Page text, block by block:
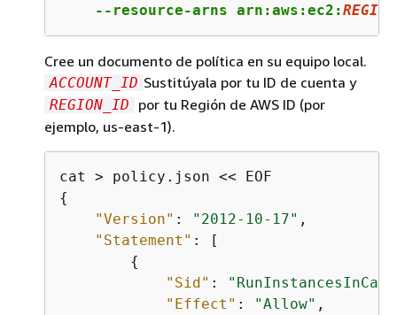
    --resource-arns arn:aws:ec2:
Cree un documento de política en su equipo local.
ACCOUNT_ID Sustitúyala por tu ID de cuenta y
REGION_ID
por tu Región de AWS ID (por
ejemplo, us-east-1).
{
"Version" : "2012-10-17" ,
"Statement" : [
{
"Sid" :
"Effect" : "Allow" ,